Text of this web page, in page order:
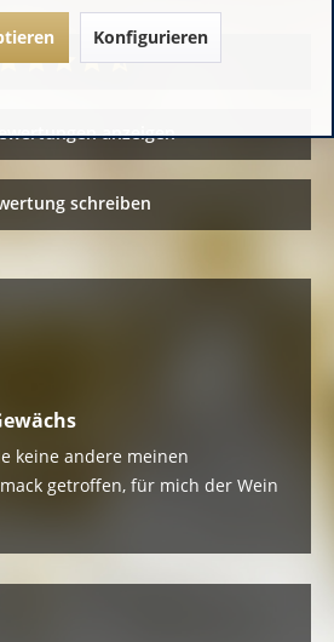
anzeigen
schreiben
keine andere meinen
getroffen, für mich der Wein
Konfigurieren